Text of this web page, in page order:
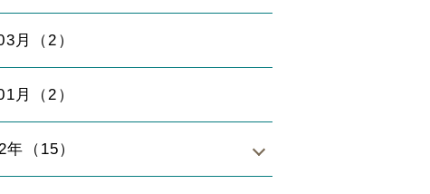
月（2）
月（2）
年（15）